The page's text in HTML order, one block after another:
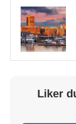
Liker